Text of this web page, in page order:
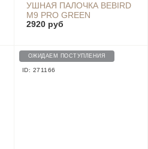
УШНАЯ ПАЛОЧКА BEBIRD
M9 PRO GREEN
2920 руб
ОЖИДАЕМ ПОСТУПЛЕНИЯ
ID: 271166